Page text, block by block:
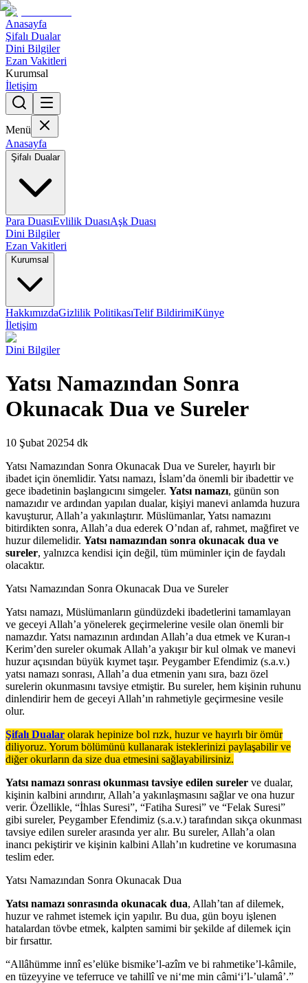
Anasayfa
Şifalı Dualar
Dini Bilgiler
Ezan Vakitleri
Kurumsal
İletişim
Menü
Anasayfa
Şifalı Dualar
Para DuasıEvlilik DuasıAşk Duası
Dini Bilgiler
Ezan Vakitleri
Kurumsal
HakkımızdaGizlilik PolitikasıTelif BildirimiKünye
İletişim
Dini Bilgiler
Yatsı Namazından Sonra
Okunacak Dua ve Sureler
10 Şubat 20254 dk
Yatsı Namazından Sonra Okunacak Dua ve Sureler, hayırlı bir
ibadet için önemlidir. Yatsı namazı, İslam’da önemli bir ibadettir ve
gece ibadetinin başlangıcını simgeler. Yatsı namazı, günün son
namazıdır ve ardından yapılan dualar, kişiyi manevi anlamda huzura
kavuşturur, Allah’a yakınlaştırır. Müslümanlar, Yatsı namazını
bitirdikten sonra, Allah’a dua ederek O’ndan af, rahmet, mağfiret ve
huzur dilemelidir. Yatsı namazından sonra okunacak dua ve
sureler, yalnızca kendisi için değil, tüm müminler için de faydalı
olacaktır.
Yatsı Namazından Sonra Okunacak Dua ve Sureler
Yatsı namazı, Müslümanların gündüzdeki ibadetlerini tamamlayan
ve geceyi Allah’a yönelerek geçirmelerine vesile olan önemli bir
namazdır. Yatsı namazının ardından Allah’a dua etmek ve Kuran-ı
Kerim’den sureler okumak Allah’a yakışır bir kul olmak ve manevi
huzur açısından büyük kıymet taşır. Peygamber Efendimiz (s.a.v.)
yatsı namazı sonrası, Allah’a dua etmenin yanı sıra, bazı özel
surelerin okunmasını tavsiye etmiştir. Bu sureler, hem kişinin ruhunu
dinlendirir hem de geceyi Allah’ın rahmetiyle geçirmesine vesile
olur.
Şifalı Dualar olarak hepinize bol rızk, huzur ve hayırlı bir ömür
diliyoruz. Yorum bölümünü kullanarak isteklerinizi paylaşabilir ve
diğer okurların da size dua etmesini sağlayabilirsiniz.
Yatsı namazı sonrası okunması tavsiye edilen sureler ve dualar,
kişinin kalbini arındırır, Allah’a yakınlaşmasını sağlar ve ona huzur
verir. Özellikle, “İhlas Suresi”, “Fatiha Suresi” ve “Felak Suresi”
gibi sureler, Peygamber Efendimiz (s.a.v.) tarafından sıkça okunması
tavsiye edilen sureler arasında yer alır. Bu sureler, Allah’a olan
inancı pekiştirir ve kişinin kalbini Allah’ın kudretine ve korumasına
teslim eder.
Yatsı Namazından Sonra Okunacak Dua
Yatsı namazı sonrasında okunacak dua, Allah’tan af dilemek,
huzur ve rahmet istemek için yapılır. Bu dua, gün boyu işlenen
hatalardan tövbe etmek, kalpten samimi bir şekilde af dilemek için
bir fırsattır.
“Allâhümme innî es’elüke bismike’l-azîm ve bi rahmetike’l-kâmile,
en tüzeyyine ve teferruce ve tahillî ve ni‘me min câmi‘i’l-’ulamâ’.”